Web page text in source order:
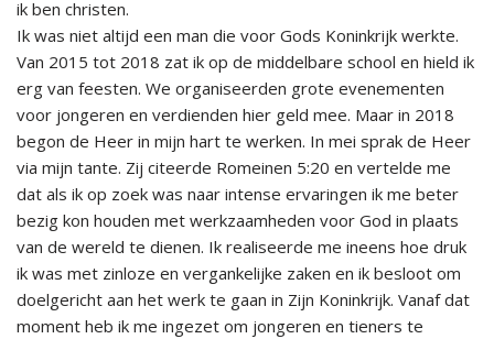
ik ben christen.
Ik was niet altijd een man die voor Gods Koninkrijk werkte.
Van 2015 tot 2018 zat ik op de middelbare school en hield ik
erg van feesten. We organiseerden grote evenementen
voor jongeren en verdienden hier geld mee. Maar in 2018
begon de Heer in mijn hart te werken. In mei sprak de Heer
via mijn tante. Zij citeerde Romeinen 5:20 en vertelde me
dat als ik op zoek was naar intense ervaringen ik me beter
bezig kon houden met werkzaamheden voor God in plaats
van de wereld te dienen. Ik realiseerde me ineens hoe druk
ik was met zinloze en vergankelijke zaken en ik besloot om
doelgericht aan het werk te gaan in Zijn Koninkrijk. Vanaf dat
moment heb ik me ingezet om jongeren en tieners te